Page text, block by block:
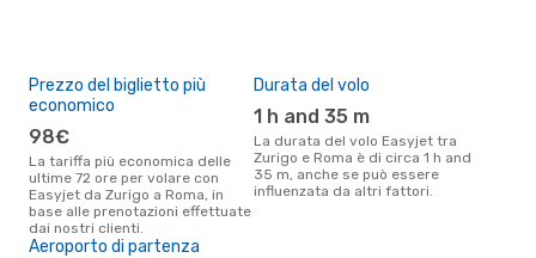
Prezzo del biglietto più
economico
98€
La tariffa più economica delle
ultime 72 ore per volare con
Easyjet da Zurigo a Roma, in
base alle prenotazioni effettuate
dai nostri clienti.
Durata del volo
1 h and 35 m
La durata del volo Easyjet tra
Zurigo e Roma è di circa 1 h and
35 m, anche se può essere
influenzata da altri fattori.
Aeroporto di partenza